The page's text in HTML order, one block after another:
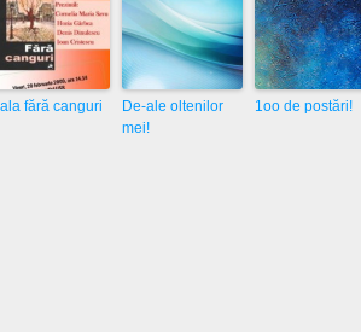
fără canguri
De-ale oltenilor
mei!
1oo de postări!